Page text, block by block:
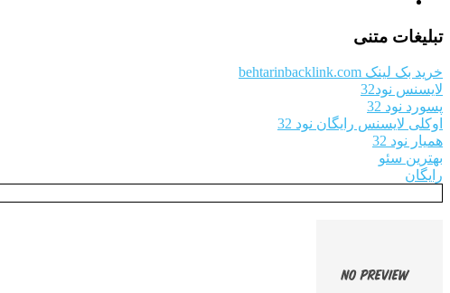
تبلیغات متنی
خرید بک لینک behtarinbacklink.com
لایسنس نود32
پسورد نود 32
اوکلی لایسنس رایگان نود 32
همیار نود 32
بهترین سئو
رایگان